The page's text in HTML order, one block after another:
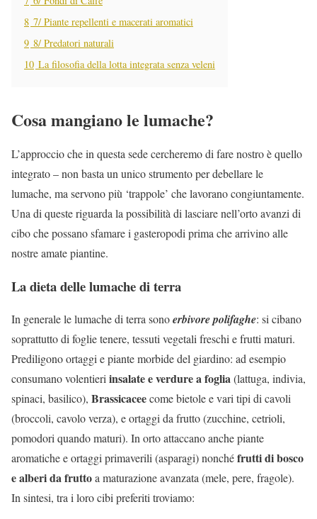
8 7/ Piante repellenti e macerati aromatici
9 8/ Predatori naturali
10 La filosofia della lotta integrata senza veleni
Cosa mangiano le lumache?
L’approccio che in questa sede cercheremo di fare nostro è quello
integrato – non basta un unico strumento per debellare le
lumache, ma servono più ‘trappole’ che lavorano congiuntamente.
Una di queste riguarda la possibilità di lasciare nell’orto avanzi di
cibo che possano sfamare i gasteropodi prima che arrivino alle
nostre amate piantine.
La dieta delle lumache di terra
In generale le lumache di terra sonoerbivore polifaghe: si cibano
soprattutto di foglie tenere, tessuti vegetali freschi e frutti maturi.
Prediligono ortaggi e piante morbide del giardino: ad esempio
consumano volentieriinsalate e verdure a foglia(lattuga, indivia,
spinaci, basilico), Brassicaceecome bietole e vari tipi di cavoli
(broccoli, cavolo verza), e ortaggi da frutto (zucchine, cetrioli,
pomodori quando maturi). In orto attaccano anche piante
aromatiche e ortaggi primaverili (asparagi) nonchéfrutti di bosco
e alberi da fruttoa maturazione avanzata (mele, pere, fragole).
In sintesi, tra i loro cibi preferiti troviamo: